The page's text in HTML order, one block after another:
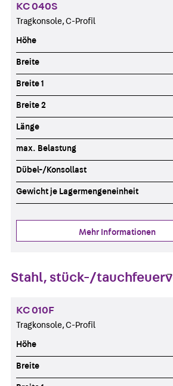
KC 040S
Tragkonsole, C-Profil
Höhe
Breite
Breite 1
Breite 2
Länge
max. Belastung
Dübel-/Konsollast
Gewicht je Lagermengeneinheit
Mehr Informationen
Stahl, stück-/
KC 010F
Tragkonsole, C-Profil
Höhe
Breite